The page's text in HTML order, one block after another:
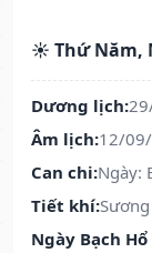
☀️ Thứ Năm,
Dương lịch:
Âm lịch:12/
Can chi:Ngày:
Tiết khí:
Ngày Bạch Hổ